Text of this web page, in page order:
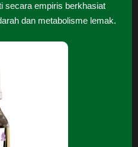
secara empiris berkhasiat
dan metabolisme lemak.